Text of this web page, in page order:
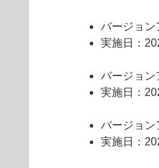
バージョン
実施日：
バージョン
実施日：
バージョン
実施日：